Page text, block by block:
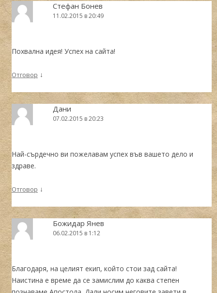
Стефан Бонев
11.02.2015 в 20:49
Похвална идея! Успех на сайта!
Отговор ↓
Дани
07.02.2015 в 20:23
Най-сърдечно ви пожелавам успех във вашето дело и
здраве.
Отговор ↓
Божидар Янев
06.02.2015 в 1:12
Благодаря, на целият екип, който стои зад сайта!
Наистина е време да се замислим до каква степен